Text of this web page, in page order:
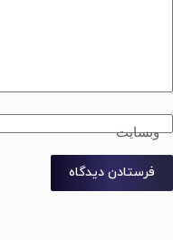
وبسایت
فرستادن دیدگاه